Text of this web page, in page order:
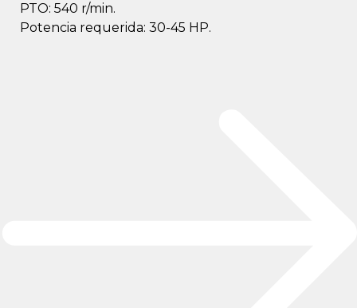
PTO: 540 r/min.
Potencia requerida: 30-45 HP.